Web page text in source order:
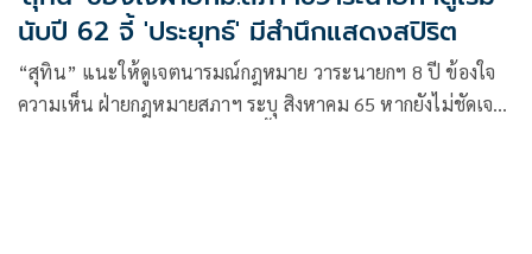
นับปี 62 จี้ 'ประยุทธ์' มีสำนึกแสดงสปิริต
“สุทิน” แนะให้ดูเจตนารมณ์กฎหมาย วาระนายกฯ 8 ปี ข้องใจ
ความเห็น ฝ่ายกฎหมายสภาฯ ระบุ สิงหาคม 65 หากยังไม่ชัดเจน